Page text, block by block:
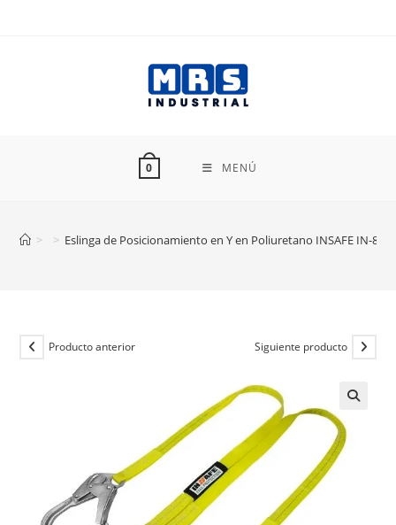
0 MENÚ
> > Eslinga de Posicionamiento en Y en Poliuretano INSAFE IN-
Producto anterior Siguiente producto